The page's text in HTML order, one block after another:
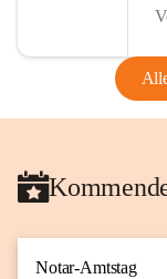
Notar-Amtstag